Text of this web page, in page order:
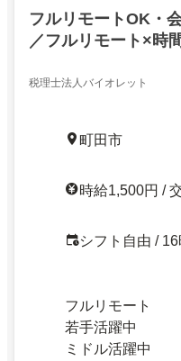
フルリモートOK・
／フルリモート×時
税理士法人バイオレット
町田市
時給1,500円 /
シフト自由 /
フルリモート
若手活躍中
ミドル活躍中